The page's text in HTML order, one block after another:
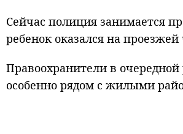
Сейчас полиция занимается
ребенок оказался на
Правоохранители в
особенно рядом с жилыми